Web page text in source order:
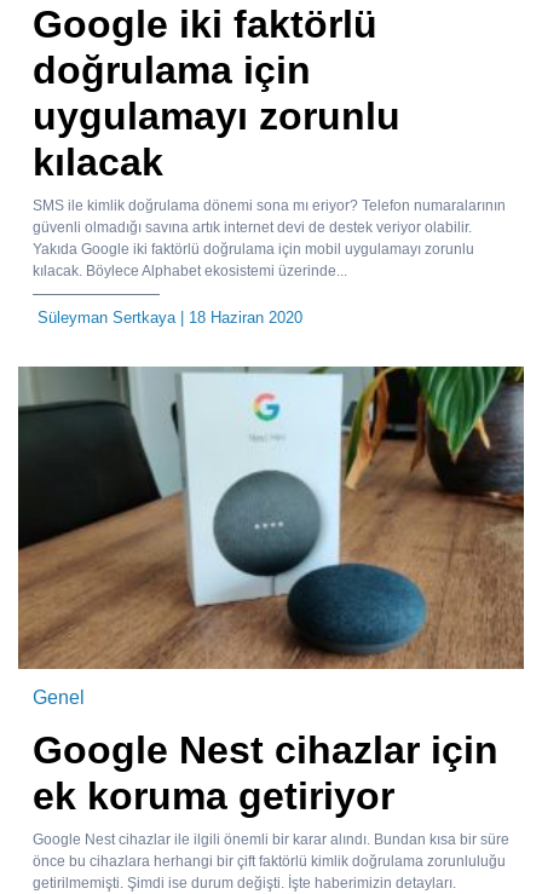
Google iki faktörlü
doğrulama için
uygulamayı zorunlu
kılacak
SMS ile kimlik doğrulama dönemi sona mı eriyor? Telefon numaralarının
güvenli olmadığı savına artık internet devi de destek veriyor olabilir.
Yakıda Google iki faktörlü doğrulama için mobil uygulamayı zorunlu
kılacak. Böylece Alphabet ekosistemi üzerinde...
Süleyman Sertkaya | 18 Haziran 2020
Genel
Google Nest cihazlar için
ek koruma getiriyor
Google Nest cihazlar ile ilgili önemli bir karar alındı. Bundan kısa bir süre
önce bu cihazlara herhangi bir çift faktörlü kimlik doğrulama zorunluluğu
getirilmemişti. Şimdi ise durum değişti. İşte haberimizin detayları.